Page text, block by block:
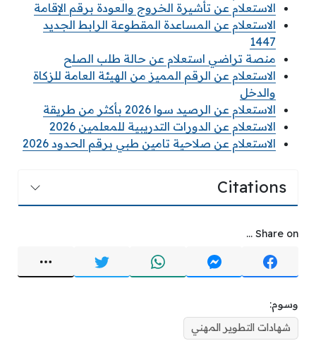
الاستعلام عن تأشيرة الخروج والعودة برقم الإقامة
الاستعلام عن المساعدة المقطوعة الرابط الجديد
1447
منصة تراضي استعلام عن حالة طلب الصلح
الاستعلام عن الرقم المميز من الهيئة العامة للزكاة
والدخل
الاستعلام عن الرصيد سوا 2026 بأكثر من طريقة
الاستعلام عن الدورات التدريبية للمعلمين 2026
الاستعلام عن صلاحية تامين طبي برقم الحدود 2026
Citations
Share on ...
وسوم:
شهادات التطوير المهني